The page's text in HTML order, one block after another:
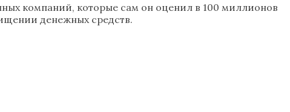
компаний, которые сам он оценил в 100 миллионов
денежных средств.